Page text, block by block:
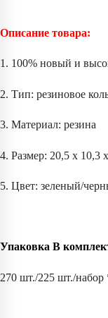
Описание товара:
1. 100% новый и
2. Тип: резиновое
3. Материал: резина
4. Размер: 20,5 x 10,3
5. Цвет: зеленый/
Упаковка В
270 шт./225 шт./набор